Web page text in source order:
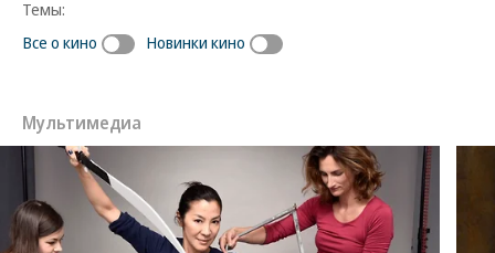
Темы:
Все о кино
Новинки кино
Мультимедиа